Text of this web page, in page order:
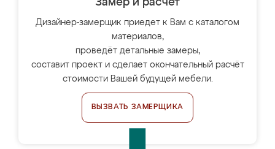
Замер и расчет
Дизайнер-замерщик приедет к Вам с каталогом
материалов,
проведёт детальные замеры,
составит проект и сделает окончательный расчёт
стоимости Вашей будущей мебели.
ВЫЗВАТЬ ЗАМЕРЩИКА